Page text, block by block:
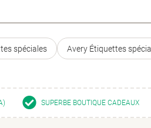
spéciales Avery Étiquettes
SUPERBE BOUTIQUE CADEAUX